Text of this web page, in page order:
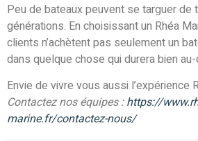
Peu de bateaux peuvent se targuer de
générations. En choisissant un Rhéa
clients n’achètent pas seulement un
dans quelque chose qui durera bien au-
Envie de vivre vous aussi l’expérience
Contactez nos équipes :https://
marine.fr/contactez-nous/